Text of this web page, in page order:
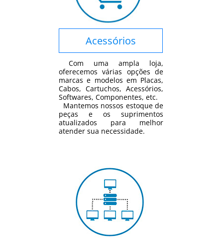
Acessórios
Com uma ampla loja,
oferecemos várias opções de
marcas e modelos em Placas,
Cabos, Cartuchos, Acessórios,
Softwares, Componentes, etc.
Mantemos nossos estoque de
peças e os suprimentos
atualizados para melhor
atender sua necessidade.